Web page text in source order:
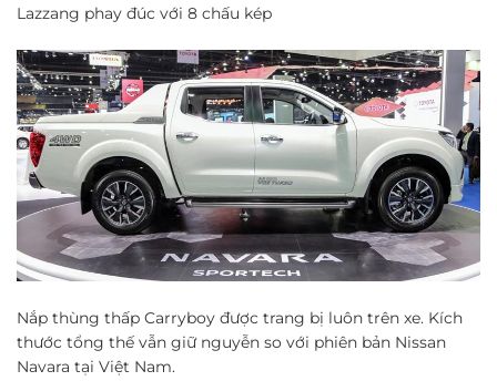
Lazzang phay đúc với 8 chấu kép
Nắp thùng thấp Carryboy được trang bị luôn trên xe. Kích
thước tổng thế vẫn giữ nguyễn so với phiên bản Nissan
Navara tại Việt Nam.